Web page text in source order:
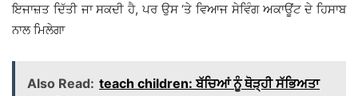
ਇਜਾਜ਼ਤ ਦਿੱਤੀ ਜਾ ਸਕਦੀ ਹੈ, ਪਰ ਉਸ ‘ਤੇ ਵਿਆਜ ਸੇਵਿੰਗ ਅਕਾਊਂਟ ਦੇ ਹਿਸਾਬ
ਨਾਲ ਮਿਲੇਗਾ
Also Read: teach children: ਬੱਚਿਆਂ ਨੂੰ ਥੋੜ੍ਹੀ ਸੱਭਿਅਤਾ